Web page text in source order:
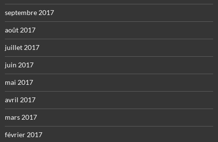
septembre 2017
août 2017
juillet 2017
juin 2017
mai 2017
avril 2017
mars 2017
février 2017